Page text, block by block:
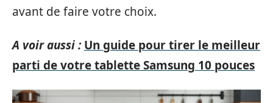
avant de faire votre choix.
A voir aussi : Un guide pour tirer le meilleur
parti de votre tablette Samsung 10 pouces